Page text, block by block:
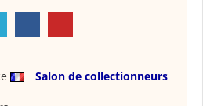
Salon de collectionneurs